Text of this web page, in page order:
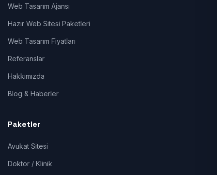
Web Tasarım Ajansı
Hazır Web Sitesi Paketleri
Web Tasarım Fiyatları
Referanslar
Hakkımızda
Blog & Haberler
Paketler
Avukat Sitesi
Doktor / Klinik